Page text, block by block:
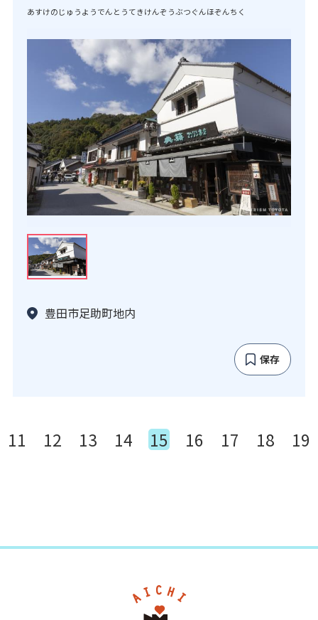
あすけのじゅうようでんとうてきけんぞうぶつぐんほぞんちく
豊田市足助町地内
保存
11 12 13 14 15 16 17 18 19